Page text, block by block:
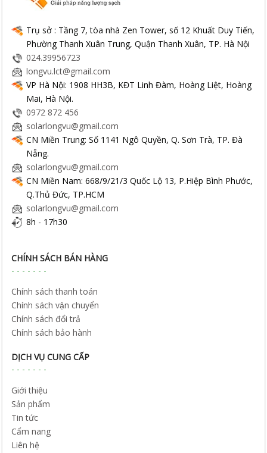
Trụ sở : Tầng 7, tòa nhà Zen Tower, số 12 Khuất Duy Tiến,
Phường Thanh Xuân Trung, Quận Thanh Xuân, TP. Hà Nội
024.39956723
longvu.lct@gmail.com
VP Hà Nội: 1908 HH3B, KĐT Linh Đàm, Hoàng Liệt, Hoàng
Mai, Hà Nội.
0972 872 456
solarlongvu@gmail.com
CN Miền Trung: Số 1141 Ngô Quyền, Q. Sơn Trà, TP. Đà
Nẵng.
solarlongvu@gmail.com
CN Miền Nam: 668/9/21/3 Quốc Lộ 13, P.Hiệp Bình Phước,
Q.Thủ Đức, TP.HCM
solarlongvu@gmail.com
8h - 17h30
CHÍNH SÁCH BÁN HÀNG
Chính sách thanh toán
Chính sách vận chuyển
Chính sách đổi trả
Chính sách bảo hành
DỊCH VỤ CUNG CẤP
Giới thiệu
Sản phẩm
Tin tức
Cẩm nang
Liên hệ